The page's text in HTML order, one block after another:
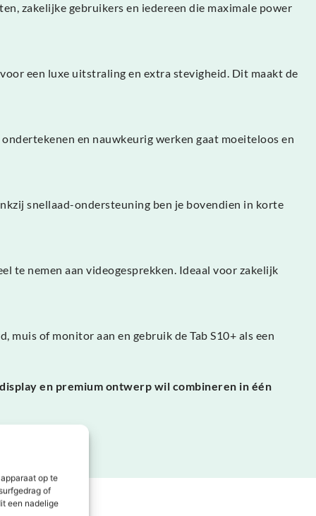
op te
of
een nadelige
zakelijke gebruikers en iedereen die maximale power
een luxe uitstraling en extra stevigheid. Dit maakt de
en nauwkeurig werken gaat moeiteloos en
snellaad-ondersteuning ben je bovendien in korte
te nemen aan videogesprekken. Ideaal voor zakelijk
of monitor aan en gebruik de Tab S10+ als een
en premium ontwerp wil combineren in één